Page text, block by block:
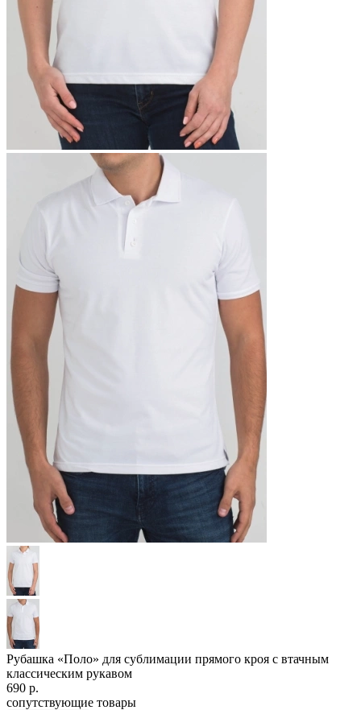
Рубашка «Поло» для сублимации прямого кроя с втачным
классическим рукавом
690 р.
сопутствующие товары